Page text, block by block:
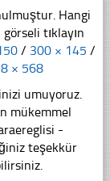
Hangi
tıklayın
/ 300 × 145 /
× 568
umuyoruz.
mükemmel
-
teşekkür